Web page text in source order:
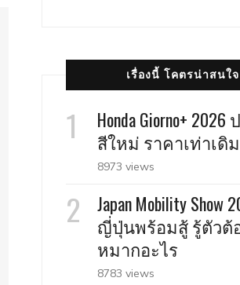
เรื่องนี้ โคตรน่าสนใจ
Honda Giorno+
สีใหม่ ราคาเท่าเดิม
8973 views
Japan Mobility Show
ญี่ปุ่นพร้อมสู้ รู้ตัวต้
หมากอะไร
8783 views